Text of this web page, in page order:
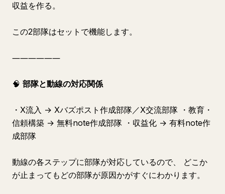
収益を作る。
この2部隊はセットで機能します。
――――――
🧠 部隊と動線の対応関係
・X流入 → Xバズポスト作成部隊／X交流部隊 ・教育・
信頼構築 → 無料note作成部隊 ・収益化 → 有料note作
成部隊
動線の各ステップに部隊が対応しているので、 どこか
が止まってもどの部隊が原因かがすぐにわかります。